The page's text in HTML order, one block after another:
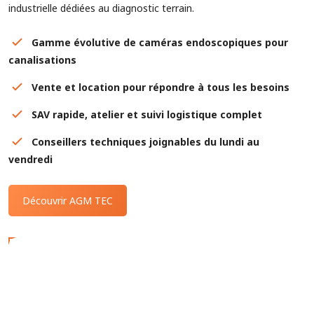
industrielle dédiées au diagnostic terrain.
Gamme évolutive de caméras endoscopiques pour
canalisations
Vente et location pour répondre à tous les besoins
SAV rapide, atelier et suivi logistique complet
Conseillers techniques joignables du lundi au
vendredi
Découvrir AGM TEC